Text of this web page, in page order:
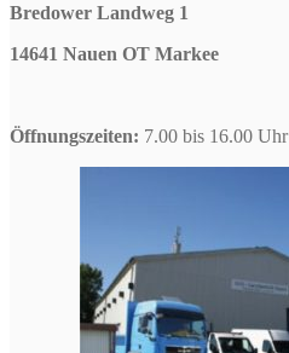
Bredower Landweg 1
14641 Nauen OT Markee
Öffnungszeiten: 7.00 bis 16.00 Uhr